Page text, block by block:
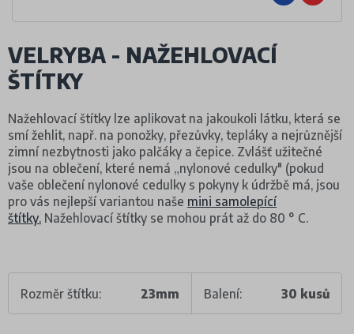
VELRYBA - NAŽEHLOVACÍ
ŠTÍTKY
Nažehlovací štítky lze aplikovat na jakoukoli látku, která se
smí žehlit, např. na ponožky, přezůvky, tepláky a nejrůznější
zimní nezbytnosti jako palčáky a čepice. Zvlášť užitečné
jsou na oblečení, které nemá „nylonové cedulky" (pokud
vaše oblečení nylonové cedulky s pokyny k údržbě má, jsou
pro vás nejlepší variantou naše mini samolepící
štítky. Nažehlovací štítky se mohou prát až do 80 ° C.
Rozměr štítku: 23mm Balení: 30 kusů